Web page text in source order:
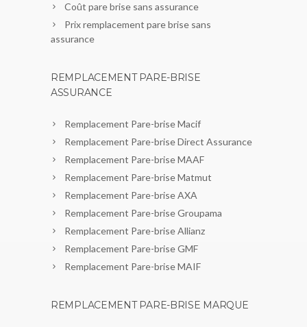
Coût pare brise sans assurance
Prix remplacement pare brise sans
assurance
REMPLACEMENT PARE-BRISE
ASSURANCE
Remplacement Pare-brise Macif
Remplacement Pare-brise Direct Assurance
Remplacement Pare-brise MAAF
Remplacement Pare-brise Matmut
Remplacement Pare-brise AXA
Remplacement Pare-brise Groupama
Remplacement Pare-brise Allianz
Remplacement Pare-brise GMF
Remplacement Pare-brise MAIF
REMPLACEMENT PARE-BRISE MARQUE